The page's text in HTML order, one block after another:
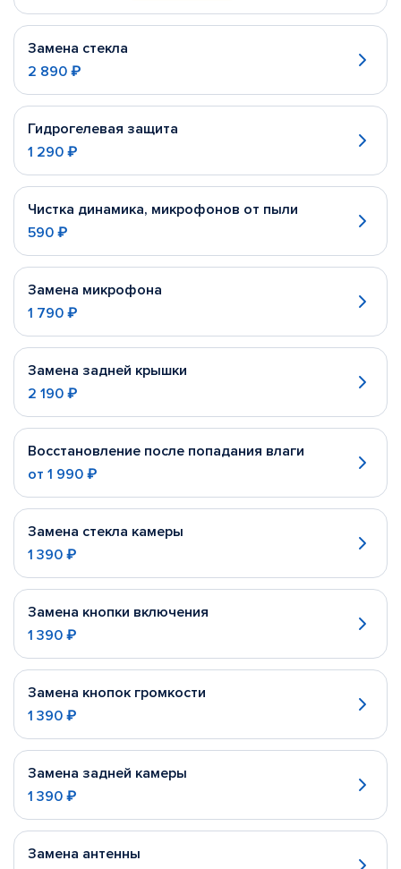
Замена стекла
2 890 ₽
Гидрогелевая защита
1 290 ₽
Чистка динамика, микрофонов от пыли
590 ₽
Замена микрофона
1 790 ₽
Замена задней крышки
2 190 ₽
Восстановление после попадания влаги
от 1 990 ₽
Замена стекла камеры
1 390 ₽
Замена кнопки включения
1 390 ₽
Замена кнопок громкости
1 390 ₽
Замена задней камеры
1 390 ₽
Замена антенны